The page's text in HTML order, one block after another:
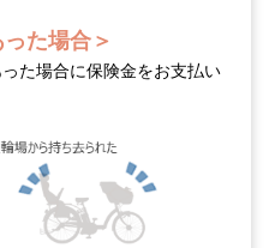
た場合＞
た場合に保険金をお支払い